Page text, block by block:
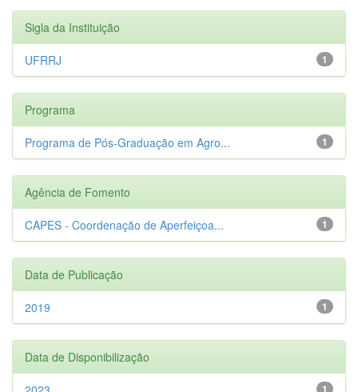
Sigla da Instituição
1
UFRRJ
Programa
1
Programa de Pós-Graduação em Agro...
Agência de Fomento
1
CAPES - Coordenação de Aperfeiçoa...
Data de Publicação
1
2019
Data de Disponibilização
1